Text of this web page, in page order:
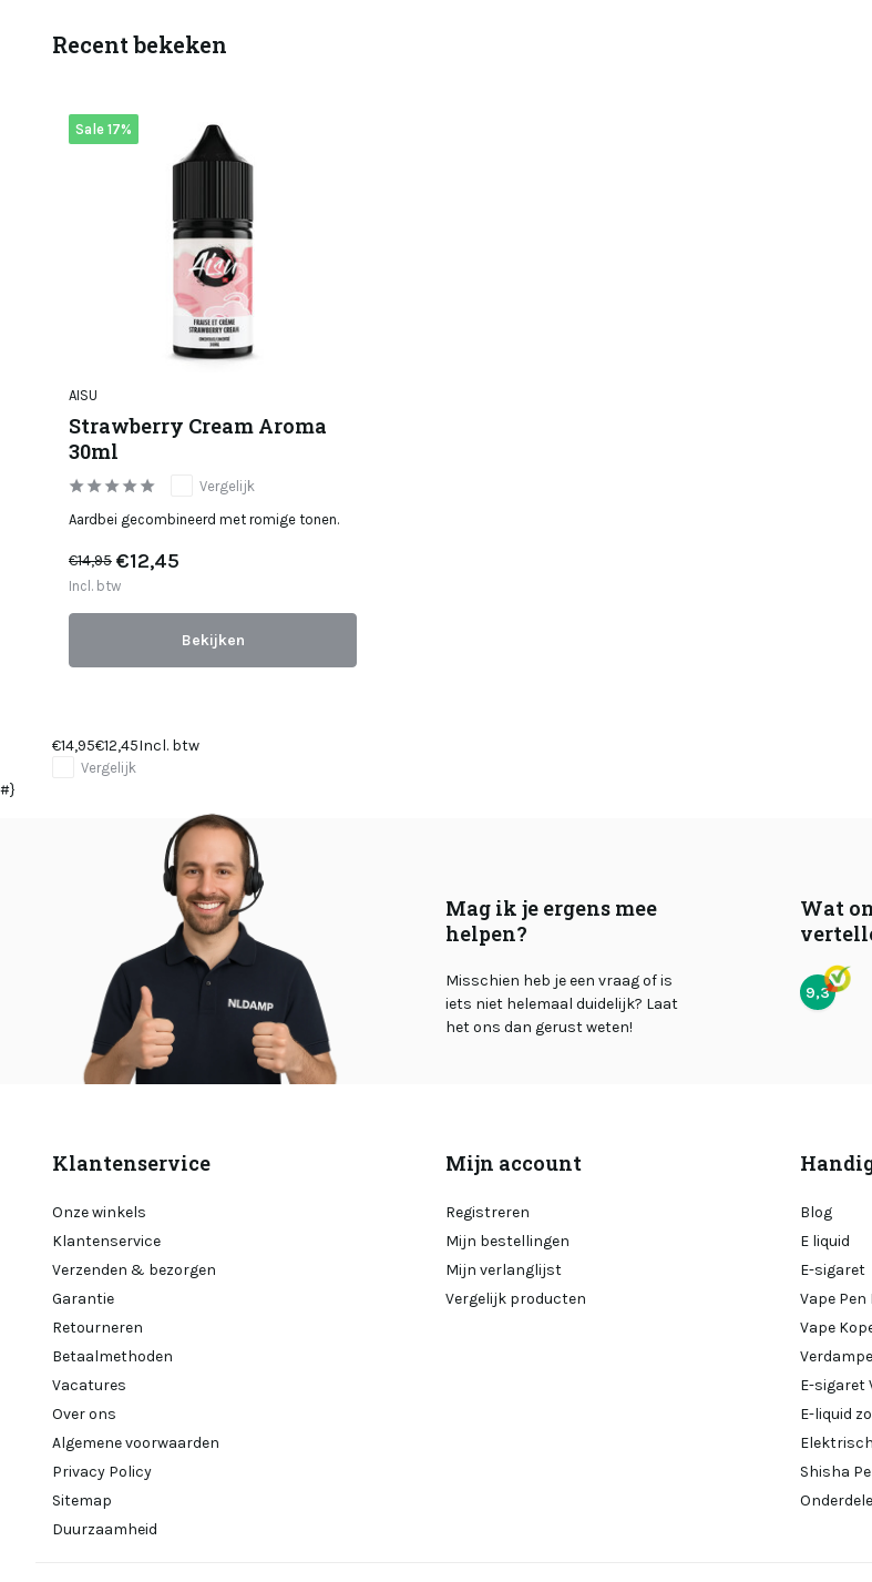
Recent bekeken
Sale 17%
AISU
Strawberry Cream Aroma
30ml
Vergelijk
Aardbei gecombineerd met romige tonen.
€14,95 €12,45
Incl. btw
Bekijken
€14,95€12,45Incl. btw
Vergelijk
#}
Mag ik je ergens mee
helpen?
Misschien heb je een vraag of is
iets niet helemaal duidelijk? Laat
het ons dan gerust weten!
Wat
9,3
Klantenservice
Onze winkels
Klantenservice
Verzenden & bezorgen
Garantie
Retourneren
Betaalmethoden
Vacatures
Over ons
Algemene voorwaarden
Privacy Policy
Sitemap
Duurzaamheid
Mijn account
Registreren
Mijn bestellingen
Mijn verlanglijst
Vergelijk producten
Blog
E liquid
E-sigaret
Vape
Vape
E-sigaret
E-liquid
Shisha